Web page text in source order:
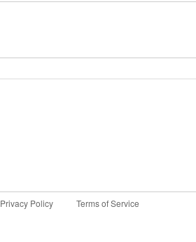
Privacy Policy Terms of Service